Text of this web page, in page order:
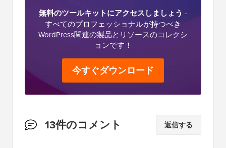
無料のツールキットにアクセスしましょう -
すべてのプロフェッショナルが持つべき
WordPress関連の製品とリソースのコレクシ
ョンです！
今すぐダウンロード
読
13件のコメント 返信する